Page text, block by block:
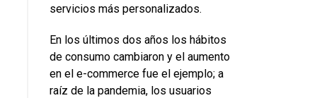
servicios más personalizados.
En los últimos dos años los hábitos
de consumo cambiaron y el aumento
en el e-commerce fue el ejemplo; a
raíz de la pandemia, los usuarios